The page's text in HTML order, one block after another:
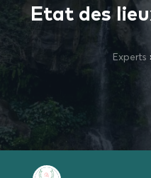
Etat des
Experts